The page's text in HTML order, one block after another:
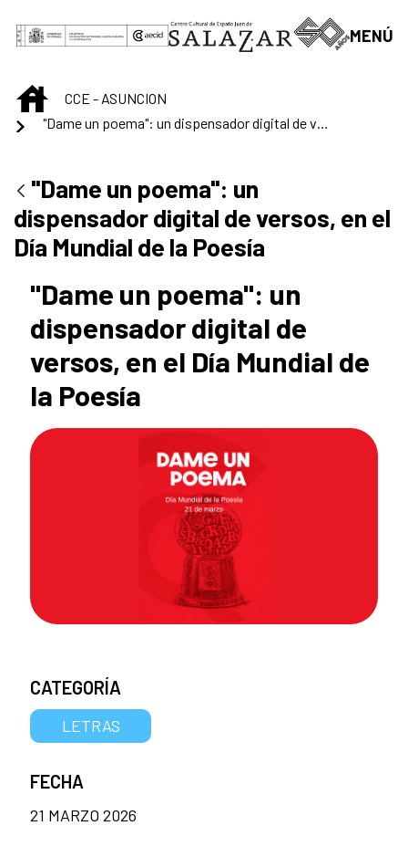
Saltar al contenido principal
MENÚ
INICIOCCE - ASUNCION
"Dame un poema": un
dispensador digital de versos, en el
Día Mundial de la Poesía
"Dame un poema": un
dispensador digital de
versos, en el Día Mundial de
la Poesía
CATEGORÍA
LETRAS
FECHA
21 MARZO 2026